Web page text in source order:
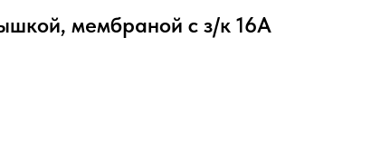
мембраной с з/к 16А